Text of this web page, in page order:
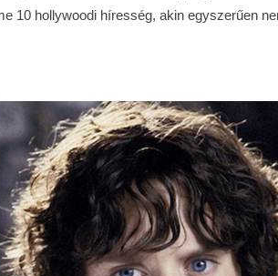
10 hollywoodi híresség, akin egyszerűen